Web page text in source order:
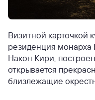
Визитной карточкой
резиденция
Након Кири,
открывается
близлежащие